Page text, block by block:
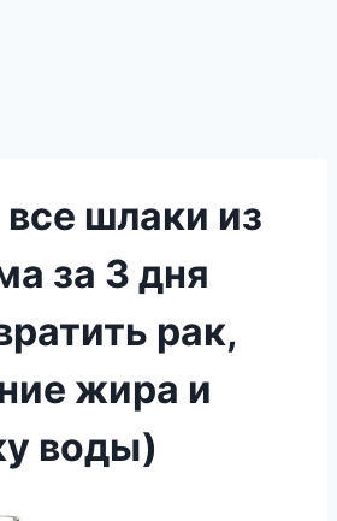
шлаки из
за 3 дня
рак,
жира и
воды)